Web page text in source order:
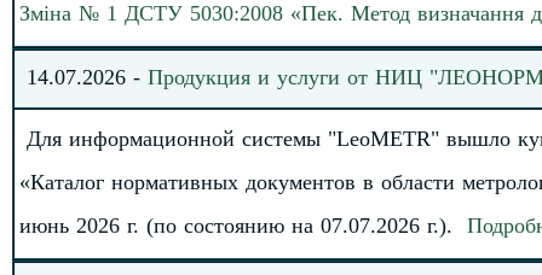
Зміна № 1 ДСТУ 5030:2008 «Пек. Метод визначання
14.07.2026 - Продукция и услуги от НИЦ
Для информационной системы "LeoMETR" вышло
«Каталог нормативных документов в области
июнь 2026 г. (по состоянию на 07.07.2026 г.).